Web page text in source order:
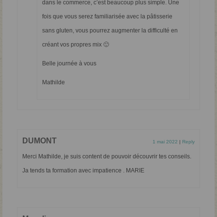
dans le commerce, c’est beaucoup plus simple. Une
fois que vous serez familiarisée avec la pâtisserie
sans gluten, vous pourrez augmenter la difficulté en
créant vos propres mix 🙂
Belle journée à vous
Mathilde
DUMONT 1 mai 2022 Reply
Merci Mathilde, je suis content de pouvoir découvrir tes conseils.
Ja tends ta formation avec impatience . MARIE